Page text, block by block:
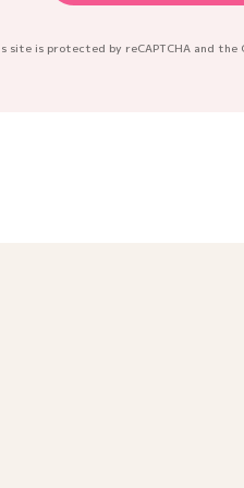
site is protected by reCAPTCHA and the